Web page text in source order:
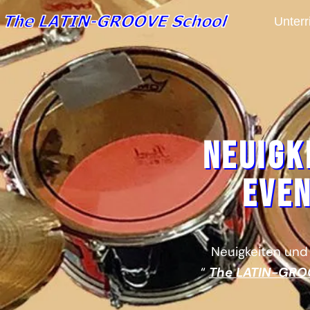
Neuigkeiten
“The LATIN-